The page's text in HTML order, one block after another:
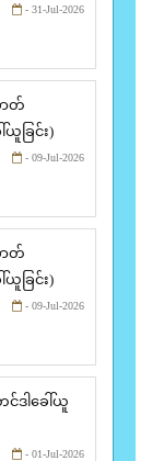
- 31-Jul-2026
ာတ်
ခြင်း)
- 09-Jul-2026
ာတ်
ခြင်း)
- 09-Jul-2026
ဒါခေါ်ယူ
- 01-Jul-2026